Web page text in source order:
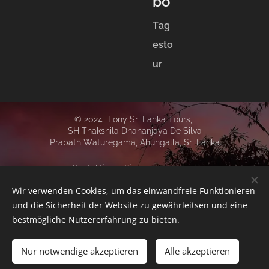
Tag
esto
ur
© 2024 Tony Sri Lanka Tours,
SH Thakshila Dhananjaya De Silva
Prabath Waturegama, Ahungalla, Sri Lanka
Kontaktieren Sie uns:
info@srilankareisen.net
Facebook
Cookies
Wir verwenden Cookies, um das einwandfreie Funktionieren
und die Sicherheit der Website zu gewährleitsen und eine
bestmögliche Nutzererfahrung zu bieten.
Nur notwendige akzeptieren Alle akzeptieren